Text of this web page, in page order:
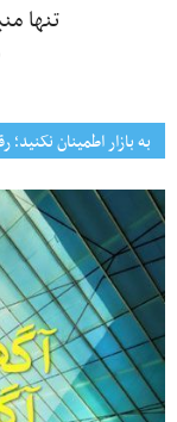
تنها
به بازار اطمینان نکنید؛